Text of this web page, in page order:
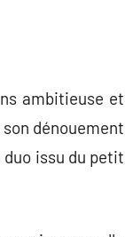
ambitieuse et
dénouement
issu du petit